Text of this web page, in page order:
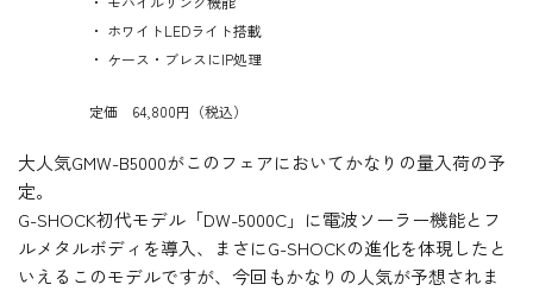
・ ホワイトLEDライト搭載
・ ケース・ブレスにIP処理
定価 64,800円（税込）
大人気GMW-B5000がこのフェアにおいてかなりの量入荷の予
定。
G-SHOCK初代モデル「DW-5000C」に電波ソーラー機能とフ
ルメタルボディを導入、まさにG-SHOCKの進化を体現したと
いえるこのモデルですが、今回もかなりの人気が予想されま